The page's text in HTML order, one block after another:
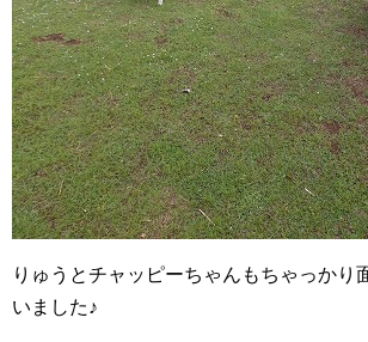
りゅうとチャッピーちゃんもちゃっかり
いました♪